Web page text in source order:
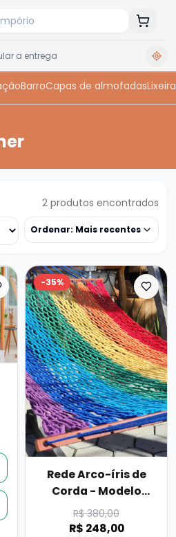
BarroCapas de almofadasLixeira
2 produtos encontrados
Ordenar: Mais recentes
-35%
Rede Arco-íris de
Corda - Modelo
Bigbrother.
R$ 380,00
R$ 248,00